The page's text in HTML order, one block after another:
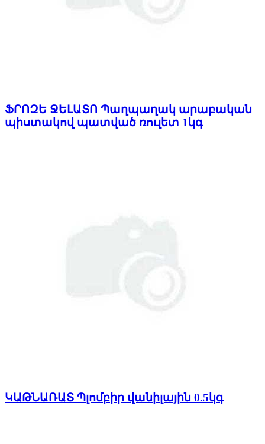
ՖՐՈԶԵ ՋԵԼԱՏՈ Պաղպաղակ արաբական
պիստակով պատված ռուլետ 1կգ
ԿԱԹՆԱՌԱՏ Պլոմբիր վանիլային 0.5կգ